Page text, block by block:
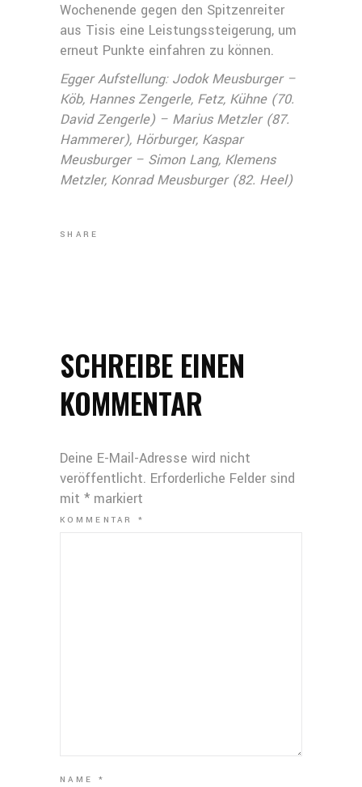
Wochenende gegen den Spitzenreiter
aus Tisis eine Leistungssteigerung, um
erneut Punkte einfahren zu können.
Egger Aufstellung: Jodok Meusburger –
Köb, Hannes Zengerle, Fetz, Kühne (70.
David Zengerle) – Marius Metzler (87.
Hammerer), Hörburger, Kaspar
Meusburger – Simon Lang, Klemens
Metzler, Konrad Meusburger (82. Heel)
SHARE
SCHREIBE EINEN
KOMMENTAR
Deine E-Mail-Adresse wird nicht
veröffentlicht. Erforderliche Felder sind
mit * markiert
KOMMENTAR*
NAME *